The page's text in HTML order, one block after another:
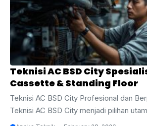
kuliner. Hampir seluruh bangunan di
menggunakan AC setiap hari untuk
penghuni dan pelanggan. Tanpa
Teknisi AC BSD City
Cassette & Standing Floor
Teknisi AC BSD City Profesional dan
Teknisi AC BSD City menjadi pilihan
yang membutuhkan layanan servis,